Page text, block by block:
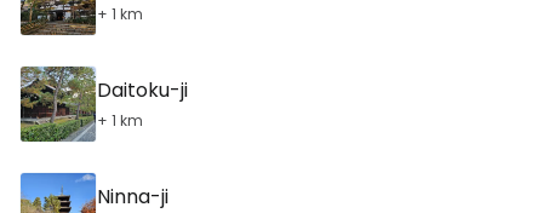
+ 1 km
Daitoku-ji
+ 1 km
Ninna-ji